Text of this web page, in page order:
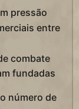
pressão
entre
combate
fundadas
número de